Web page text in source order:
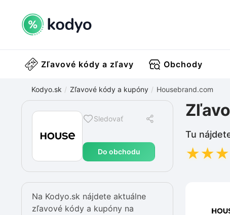
Zľavové kódy a zľavy Obchody
Kodyo.sk Zľavové kódy a kupóny Housebrand.com
Sledovať
Do obchodu
Tu
★★★
Na Kodyo.sk nájdete aktuálne
zľavové kódy a kupóny na